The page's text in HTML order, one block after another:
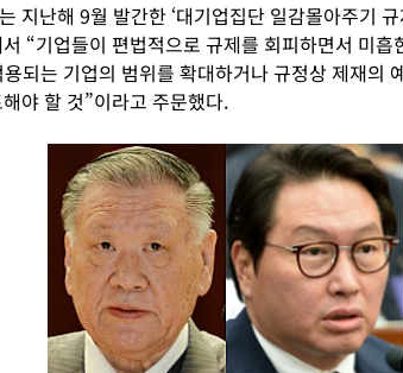
지난해 9월 발간한 ‘대기업집단 일감몰아주기
서 “기업들이 편법적으로 규제를 회피하면서 미흡
되는 기업의 범위를 확대하거나 규정상 제재의
야 할 것”이라고 주문했다.